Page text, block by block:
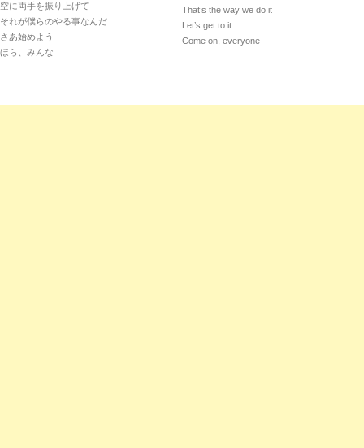
空に両手を振り上げて
それが僕らのやる事なんだ
さあ始めよう
ほら、みんな
That’s the way we do it
Let’s get to it
Come on, everyone